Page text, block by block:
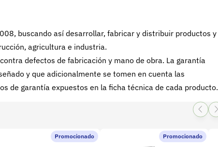
buscando así desarrollar, fabricar y distribuir productos y
agricultura e industria.
defectos de fabricación y mano de obra. La garantía
y que adicionalmente se tomen en cuenta las
de garantía expuestos en la ficha técnica de cada producto.
Promocionado Promocionado